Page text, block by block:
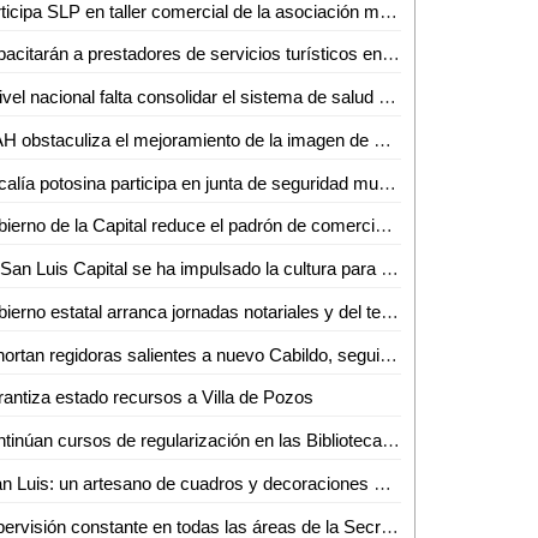
Participa SLP en taller comercial de la asociación mexicana de recintos feriales
Capacitarán a prestadores de servicios turísticos en atención inclusiva en Valles
A nivel nacional falta consolidar el sistema de salud pública: Dip. Emma Saldaña Guerrero
INAH obstaculiza el mejoramiento de la imagen de SLP: Ricardo Gallardo
Fiscalía potosina participa en junta de seguridad municipal de Mexquitic de Carmona
Gobierno de la Capital reduce el padrón de comerciantes para venta de artículos patrios en el Centro Histórico
En San Luis Capital se ha impulsado la cultura para todas y todos
Gobierno estatal arranca jornadas notariales y del testamento 2024
Exhortan regidoras salientes a nuevo Cabildo, seguir apoyando las acciones del Ayuntamiento e Interapas para enfrentar la crisis del agua
estado recursos a Villa de Pozos
Continúan cursos de regularización en las Bibliotecas de Ciudad Valles con buena respuesta
Juan Luis: un artesano de cuadros y decoraciones que embellece hogares en Ciudad Valles
Supervisión constante en todas las áreas de la Secretaría Estatal de Seguridad